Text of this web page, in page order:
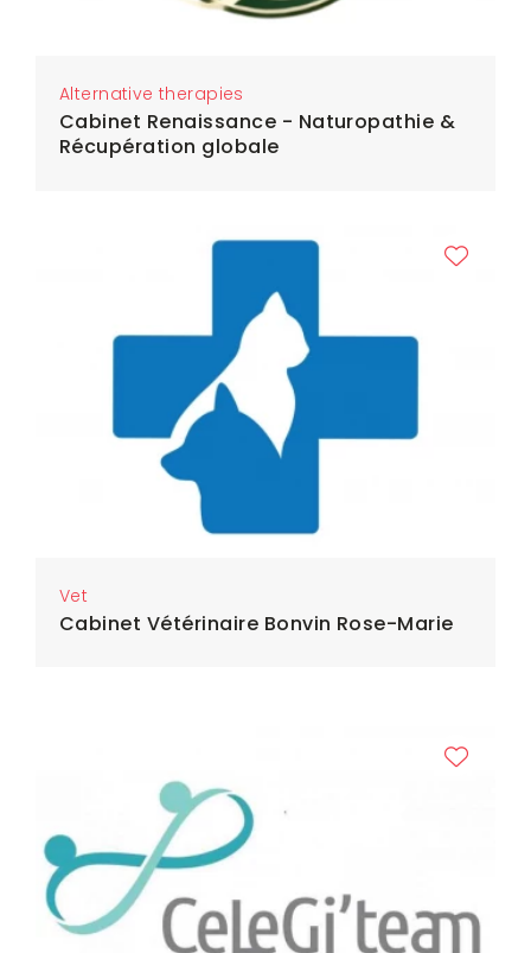
Alternative therapies
Cabinet Renaissance - Naturopathie &
Récupération globale
Vet
Cabinet Vétérinaire Bonvin Rose-Marie